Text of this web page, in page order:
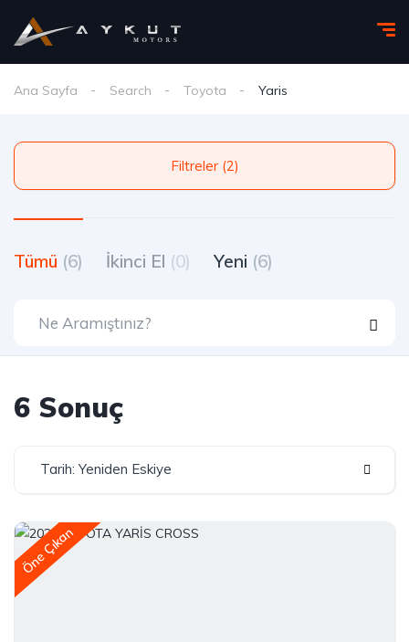
Ana Sayfa Search Toyota Yaris
Filtreler (2)
Tümü (6) İkinci El (0) Yeni (6)
6 Sonuç
Tarih: Yeniden Eskiye
Öne Çıkan